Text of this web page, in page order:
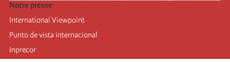
Notre presse
International Viewpoint
Punto de vista internacional
Inprecor